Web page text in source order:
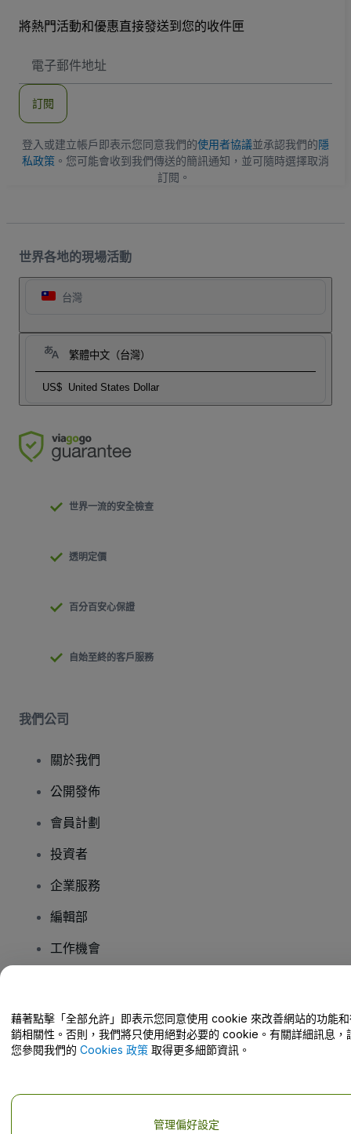
將熱門活動和優惠直接發送到您的收件匣
子
地
訂閱
登入或建立帳戶即表示您同意我們的使用者協議並承認我們的隱
私政策 。您可能會收到我們傳送的簡訊通知，並可隨時選擇取消
訂閱。
世界各地的現場活動
台灣
繁體中文（台灣）
US$ United States Dollar
世界一流的安全檢查
透明定價
百分百安心保證
自始至終的客戶服務
我們公司
關於我們
公開發佈
會員計劃
投資者
企業服務
編輯部
工作機會
幫助中心 / 聯絡我們
藉著點擊「全部允許」即表示您同意使用 cookie 來改善網站的功能
銷相關性。否則，我們將只使用絕對必要的 cookie。有關詳細訊息，
您參閱我們的 Cookies 政策 取得更多細節資訊。
管理偏好設定